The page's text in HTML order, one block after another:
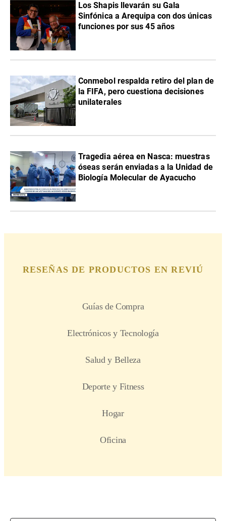
Los Shapis llevarán su Gala
Sinfónica a Arequipa con dos únicas
funciones por sus 45 años
Conmebol respalda retiro del plan de
la FIFA, pero cuestiona decisiones
unilaterales
Tragedia aérea en Nasca: muestras
óseas serán enviadas a la Unidad de
Biología Molecular de Ayacucho